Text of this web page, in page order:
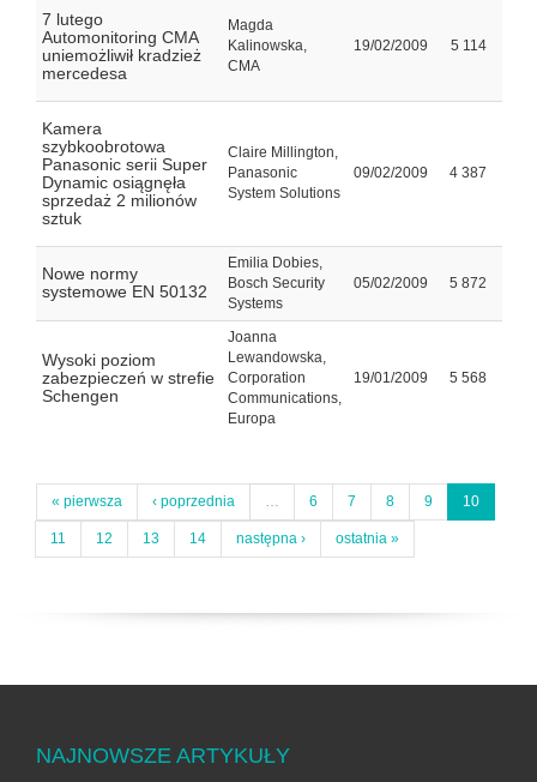
7 lutego
Automonitoring CMA
uniemożliwił kradzież
mercedesa
Magda
Kalinowska,
CMA
19/02/2009 5 114
Kamera
szybkoobrotowa
Panasonic serii Super
Dynamic osiągnęła
sprzedaż 2 milionów
sztuk
Claire Millington,
Panasonic
System Solutions
09/02/2009 4 387
Nowe normy
systemowe EN 50132
Emilia Dobies,
Bosch Security
Systems
05/02/2009 5 872
Wysoki poziom
zabezpieczeń w strefie
Schengen
Joanna
Lewandowska,
Corporation
Communications,
Europa
19/01/2009 5 568
« pierwsza ‹ poprzednia … 6 7 8 9 10
11 12 13 14 następna › ostatnia »
NAJNOWSZE ARTYKUŁY